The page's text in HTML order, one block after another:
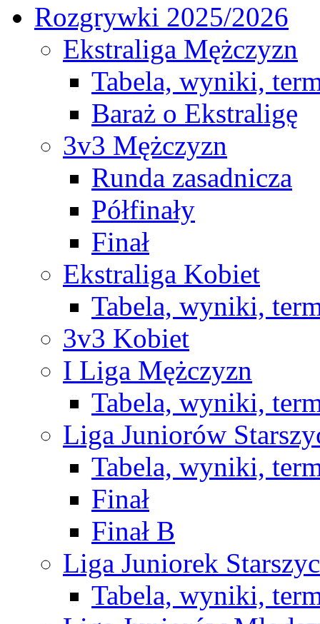
Rozgrywki 2025/2026
Ekstraliga Mężczyzn
Tabela, wyniki,
Baraż o Ekstraligę
3v3 Mężczyzn
Runda zasadnicza
Półfinały
Finał
Ekstraliga Kobiet
Tabela, wyniki,
3v3 Kobiet
I Liga Mężczyzn
Tabela, wyniki,
Liga Juniorów
Tabela, wyniki,
Finał
Finał B
Liga Juniorek
Tabela, wyniki,